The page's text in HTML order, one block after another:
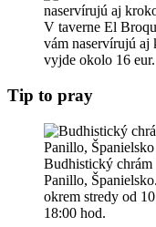
V taverne El
vám naservírujú aj
vyjde okolo 16 eur.
Tip to pray
Budhistický
Panillo,
okrem stredy od
18:00 hod.